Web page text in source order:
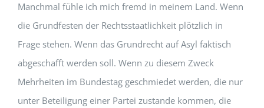
Manchmal fühle ich mich fremd in meinem Land. Wenn
die Grundfesten der Rechtsstaatlichkeit plötzlich in
Frage stehen. Wenn das Grundrecht auf Asyl faktisch
abgeschafft werden soll. Wenn zu diesem Zweck
Mehrheiten im Bundestag geschmiedet werden, die nur
unter Beteiligung einer Partei zustande kommen, die